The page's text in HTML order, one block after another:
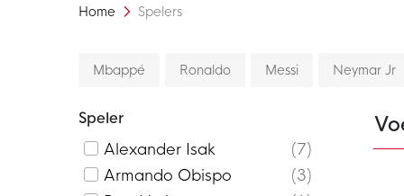
Home Spelers
Mbappé Ronaldo Messi Neymar Jr
Speler
Alexander Isak
7
Armando Obispo
3